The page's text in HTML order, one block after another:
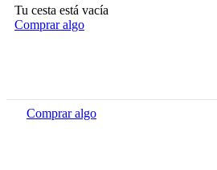
Tu cesta está vacía
Comprar algo
Comprar algo